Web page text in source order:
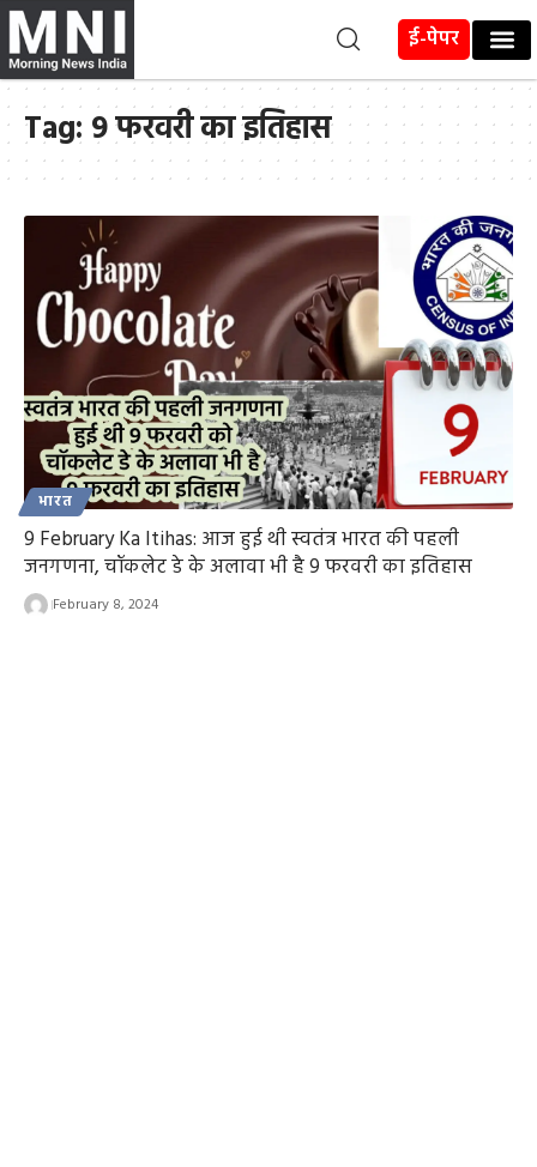
ई-पेपर
Tag: 9 फरवरी का इतिहास
भारत
9 February Ka Itihas: आज हुई थी स्वतंत्र भारत की पहली
जनगणना, चॉकलेट डे के अलावा भी है 9 फरवरी का इतिहास
February 8, 2024